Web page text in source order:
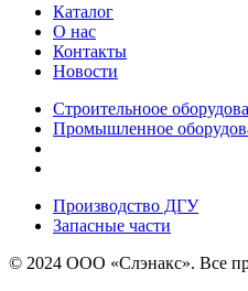
Каталог
О нас
Контакты
Новости
Строительноое
Промышленное
Производство ДГУ
Запасные части
© 2024 ООО «Слэнакс». Все